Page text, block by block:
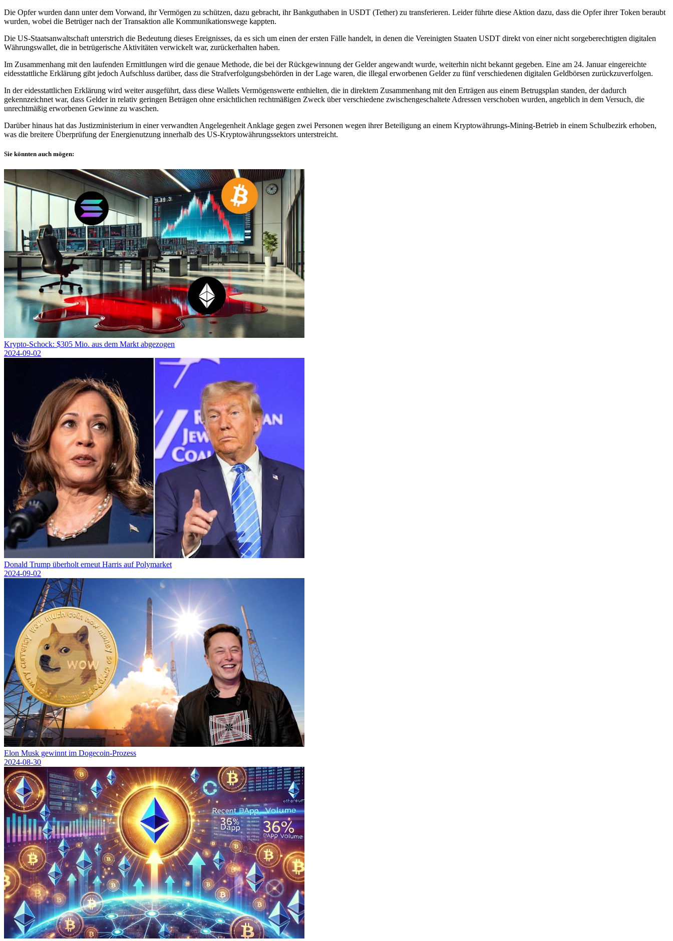
Die Opfer wurden dann unter dem Vorwand, ihr Vermögen zu schützen, dazu gebracht, ihr Bankguthaben in USDT (Tether) zu transferieren. Leider führte diese Aktion dazu, dass die Opfer ihrer Token beraubt
wurden, wobei die Betrüger nach der Transaktion alle Kommunikationswege kappten.
Die US-Staatsanwaltschaft unterstrich die Bedeutung dieses Ereignisses, da es sich um einen der ersten Fälle handelt, in denen die Vereinigten Staaten USDT direkt von einer nicht sorgeberechtigten digitalen
Währungswallet, die in betrügerische Aktivitäten verwickelt war, zurückerhalten haben.
Im Zusammenhang mit den laufenden Ermittlungen wird die genaue Methode, die bei der Rückgewinnung der Gelder angewandt wurde, weiterhin nicht bekannt gegeben. Eine am 24. Januar eingereichte
eidesstattliche Erklärung gibt jedoch Aufschluss darüber, dass die Strafverfolgungsbehörden in der Lage waren, die illegal erworbenen Gelder zu fünf verschiedenen digitalen Geldbörsen zurückzuverfolgen.
In der eidesstattlichen Erklärung wird weiter ausgeführt, dass diese Wallets Vermögenswerte enthielten, die in direktem Zusammenhang mit den Erträgen aus einem Betrugsplan standen, der dadurch
gekennzeichnet war, dass Gelder in relativ geringen Beträgen ohne ersichtlichen rechtmäßigen Zweck über verschiedene zwischengeschaltete Adressen verschoben wurden, angeblich in dem Versuch, die
unrechtmäßig erworbenen Gewinne zu waschen.
Darüber hinaus hat das Justizministerium in einer verwandten Angelegenheit Anklage gegen zwei Personen wegen ihrer Beteiligung an einem Kryptowährungs-Mining-Betrieb in einem Schulbezirk erhoben,
was die breitere Überprüfung der Energienutzung innerhalb des US-Kryptowährungssektors unterstreicht.
Sie könnten auch mögen:
Krypto-Schock: $305 Mio. aus dem Markt abgezogen
2024-09-02
Donald Trump überholt erneut Harris auf Polymarket
2024-09-02
Elon Musk gewinnt im Dogecoin-Prozess
2024-08-30